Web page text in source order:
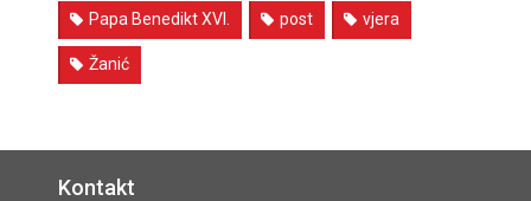
Papa Benedikt XVI. post vjera
Žanić
Kontakt